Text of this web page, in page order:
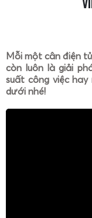
Mỗi một cân điện
còn luôn là giải
suất công việc
dưới nhé!